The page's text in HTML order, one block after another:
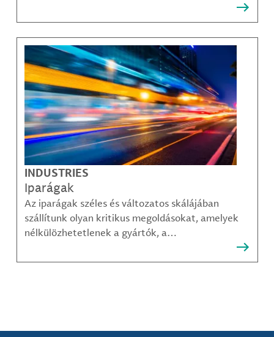
legösszetettebb kihívásai is sikerrel leküzdhetők.
INDUSTRIES
Iparágak
Az iparágak széles és változatos skálájában
szállítunk olyan kritikus megoldásokat, amelyek
nélkülözhetetlenek a gyártók, a
kompozit-anyag készítők és mások számára.